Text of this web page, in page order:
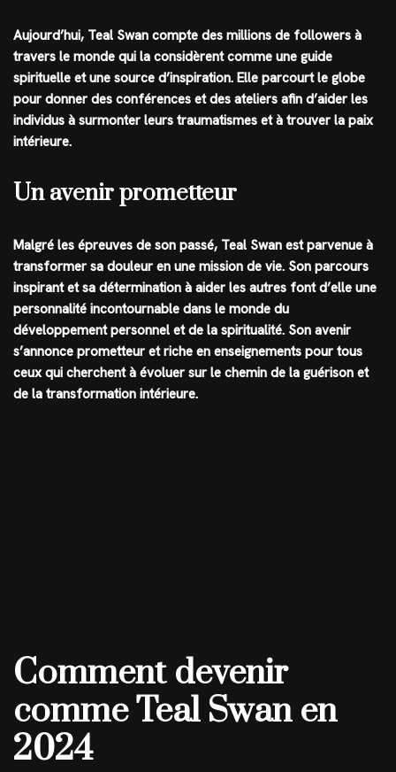
Aujourd’hui, Teal Swan compte des millions de followers à
travers le monde qui la considèrent comme une guide
spirituelle et une source d’inspiration. Elle parcourt le globe
pour donner des conférences et des ateliers afin d’aider les
individus à surmonter leurs traumatismes et à trouver la paix
intérieure.
Un avenir prometteur
Malgré les épreuves de son passé, Teal Swan est parvenue à
transformer sa douleur en une mission de vie. Son parcours
inspirant et sa détermination à aider les autres font d’elle une
personnalité incontournable dans le monde du
développement personnel et de la spiritualité. Son avenir
s’annonce prometteur et riche en enseignements pour tous
ceux qui cherchent à évoluer sur le chemin de la guérison et
de la transformation intérieure.
Comment devenir
comme Teal Swan en
2024